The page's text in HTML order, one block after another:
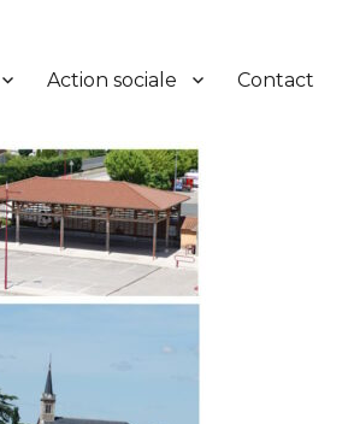
Action sociale Contact